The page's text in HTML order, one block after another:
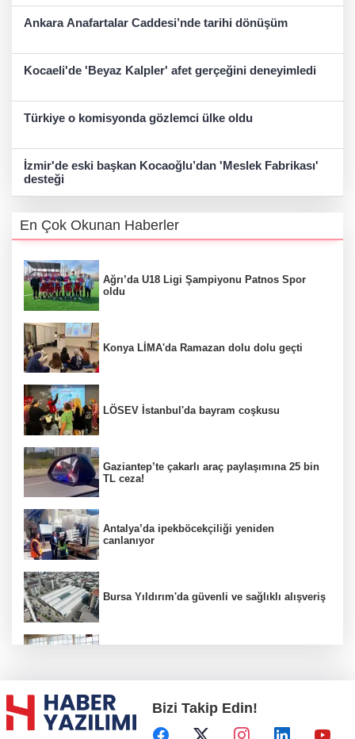
Ankara Anafartalar Caddesi’nde tarihi dönüşüm
Kocaeli'de 'Beyaz Kalpler' afet gerçeğini deneyimledi
Türkiye o komisyonda gözlemci ülke oldu
İzmir'de eski başkan Kocaoğlu’dan 'Meslek Fabrikası'
desteği
En Çok Okunan Haberler
Ağrı’da U18 Ligi Şampiyonu Patnos Spor
oldu
Konya LİMA'da Ramazan dolu dolu geçti
LÖSEV İstanbul'da bayram coşkusu
Gaziantep’te çakarlı araç paylaşımına 25 bin
TL ceza!
Antalya’da ipekböcekçiliği yeniden
canlanıyor
Bursa Yıldırım'da güvenli ve sağlıklı alışveriş
Başkent'in göletlerinde temizlik ve bakım
sürüyor
Bizi Takip Edin!